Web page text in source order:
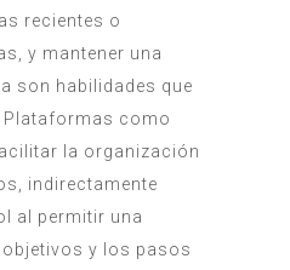
recientes o
y mantener una
son habilidades que
Plataformas como
la organización
indirectamente
al permitir una
y los pasos